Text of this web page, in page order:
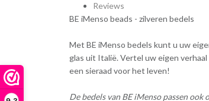
Reviews
BE iMenso beads - zilveren bedels
Met BE iMenso bedels kunt u uw
glas uit Italië. Vertel uw eigen
een sieraad voor het leven!
De bedels van BE iMenso passen